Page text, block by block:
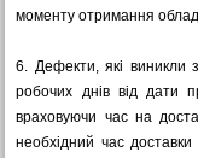
моменту отримання
6. Дефекти, які виникли
робочих днів від дати
враховуючи час на
необхідний час